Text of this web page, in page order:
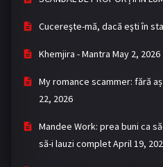
Cucereşte-mă, dacă eşti în
Khemjira - Mantra May 2, 2026
My romance scammer: fără
22, 2026
Mandee Work: prea buni ca
să-i lauzi completApril 19,